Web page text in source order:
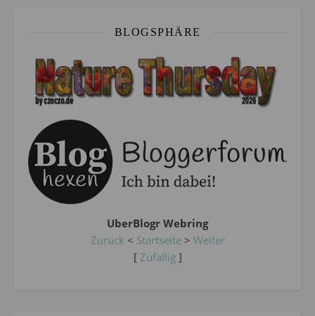
BLOGSPHÄRE
UberBlogr Webring
Zurück < Startseite> Weiter
[ Zufällig]